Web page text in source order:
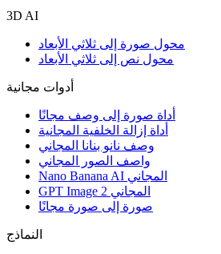
3D AI
محول صورة إلى ثلاثي الأبعاد
محول نص إلى ثلاثي الأبعاد
أدوات مجانية
أداة صورة إلى وصف مجانًا
أداة إزالة الخلفية المجانية
وصف نانو بنانا المجاني
واصف الصور المجاني
Nano Banana AI المجاني
GPT Image 2 المجاني
صورة إلى صورة مجانًا
النماذج